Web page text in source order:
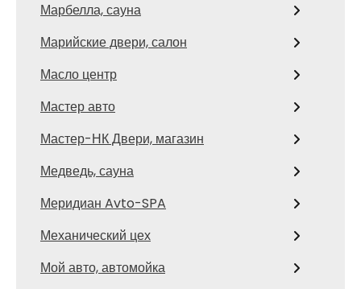
Марбелла, сауна
Марийские двери, салон
Масло центр
Мастер авто
Мастер-НК Двери, магазин
Медведь, сауна
Меридиан Avto-SPA
Механический цех
Мой авто, автомойка